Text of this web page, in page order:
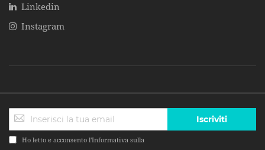
Linkedin
Instagram
Ho letto e acconsento l'Informativa sulla
Iscriviti